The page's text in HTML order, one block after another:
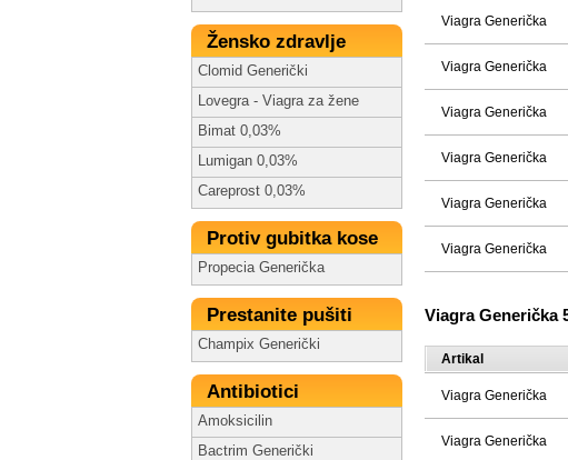
Žensko zdravlje
Clomid Generički
Lovegra - Viagra za žene
Bimat 0,03%
Lumigan 0,03%
Careprost 0,03%
Protiv gubitka kose
Propecia Generička
Prestanite pušiti
Champix Generički
Antibiotici
Amoksicilin
Bactrim Generički
Viagra Generička
Viagra Generička
Viagra Generička
Viagra Generička
Viagra Generička
Viagra Generička
Viagra Generička
Artikal
Viagra Generička
Viagra Generička